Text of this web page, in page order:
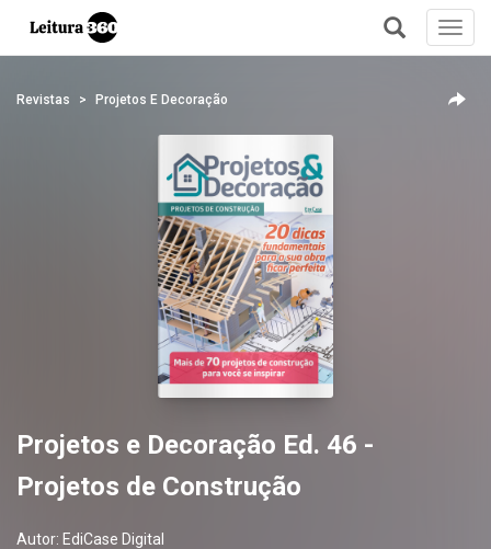
+
Revistas Projetos E Decoração
Projetos e Decoração Ed. 46 -
Projetos de Construção
Autor: EdiCase Digital